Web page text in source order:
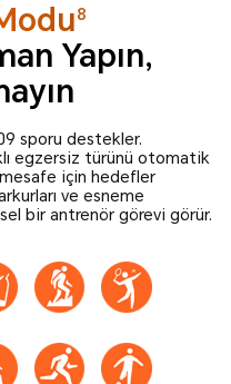
8
Yapın,
sporu destekler.
egzersiz türünü otomatik
mesafe için hedefler
ve esneme
bir antrenör görevi görür.